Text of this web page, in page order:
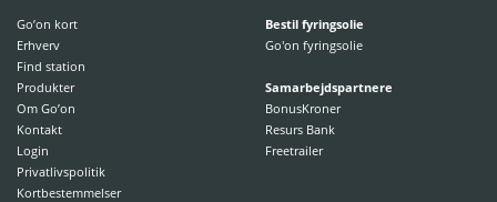
Go’on kort
Erhverv
Find station
Produkter
Om Go’on
Kontakt
Login
Privatlivspolitik
Kortbestemmelser
Bestil fyringsolie
Go'on fyringsolie
Samarbejdspartnere
BonusKroner
Resurs Bank
Freetrailer